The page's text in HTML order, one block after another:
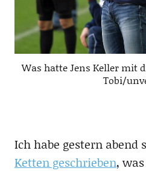
Was hatte Jens Keller mit
Tobi/
Ich habe gestern abend
Ketten geschrieben,